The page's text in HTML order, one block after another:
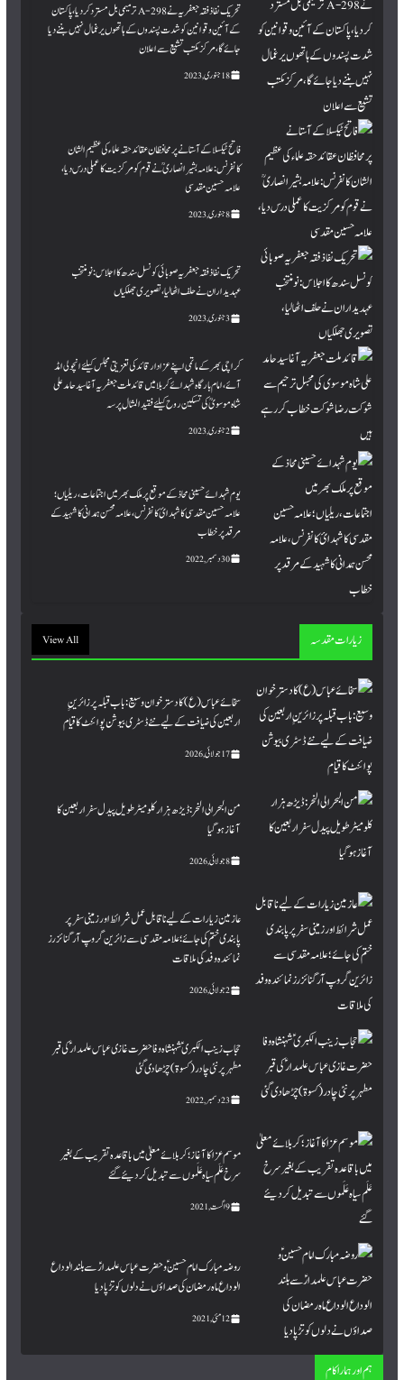
تحریک نفاذ فقہ جعفریہ نے 298-A ترمیمی بل مسترد کردیا، پاکستان
کے آئین و قوانین کو شدت پسندوں کے ہاتھوں یرغمال نہیں بننے دیا
جائے گا، مرکز مکتب تشیع سے اعلان
18 جنوری, 2023
فاتح ٹیکسلا کے آستانے پرمحافظان عقائد حقہ علماء کی عظیم الشان
کانفرنس: علامہ بشیر انصاری ؒ نے قوم کو مرکزیت کا عملی درس دیا،
علامہ حسین مقدسی
8 جنوری, 2023
تحریک نفاذ فقہ جعفریہ صوبائی کونسل سندھ کا اجلاس : نومنتخب
عہدیداران نے حلف اٹھا لیا، تصویری جھلکیاں
3 جنوری, 2023
کراچی بھر کے ماتمی اپنے عزادار قائد کی تعزیتی مجلس کیلئے انچولی امڈ
آئے ، امام بارگاہ شہدائے کربلا میں قائد ملت جعفریہ آغا سید حامد علی
شاہ موسویؒ کی تسکین روح کیلئے فقید المثال پرسہ
2 جنوری, 2023
یوم شہدائے حسینی محاذ کے موقع پر ملک بھر میں اجتماعات،ریلیاں؛
علامہ حسین مقدسی کا شہدائ کانفرنس،علامہ محسن ہمدانی کا شہید کے
مرقد پر خطاب
30 دسمبر, 2022
زیارات مقدسہ View All
سخائے عباس (ع) کا دسترخوان وسیع: باب قبلہ پر زائرینِِ
اربعین کی ضیافت کے لیے نئے ڈسٹری بیوشن پوائنٹ کا قیام
17 جولائی, 2026
من البحر الی النحر : ڈیڑھ ہزار کلومیٹر طویل پیدل سفر اربعین کا
آغاز ہو گیا
8 جولائی, 2026
عازمین زیارات کے لیے ناقابل عمل شرائط اور زمینی سفر پر
پابندی ختم کی جائے؛ علامہ مقدسی سے زائرین گروپ آرگنائزرز
نمائندہ وفد کی ملاقات
2 جولائی, 2026
حجاب زینب الکبری ؑ شہنشاہ وفا حضرت غازی عباس علمدار ؑ کی قبر
مطہرپر نئی چادر (کسوۃ ) چڑھا دی گئی
23 دسمبر, 2022
موسم عزا کا آغاز؛ کربلائے معلیٰ میں باقاعدہ تقریب کے بغیر
سرخ عَلَم سیاہ عَلَموں سے تبدیل کردیئے گئے
9 اگست, 2021
روضہ مبارک امام حسینؑ و حضرت عباس علمدارؑ سے بلند الوداع
الوداع ماہ رمضان کی صداؤں نے دلوں کو تڑپا دیا
12 مئی, 2021
ہم اور ہمارا کام